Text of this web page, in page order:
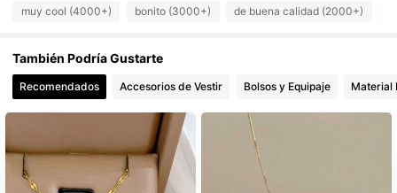
4,86 1.9K Seguidores
1.9K Seguidores
1.9K Seguidores
muy cool (4000+) bonito (3000+) de buena calidad (2000+)
También Podría Gustarte
Recomendados Accesorios de Vestir Bolsos y Equipaje Material